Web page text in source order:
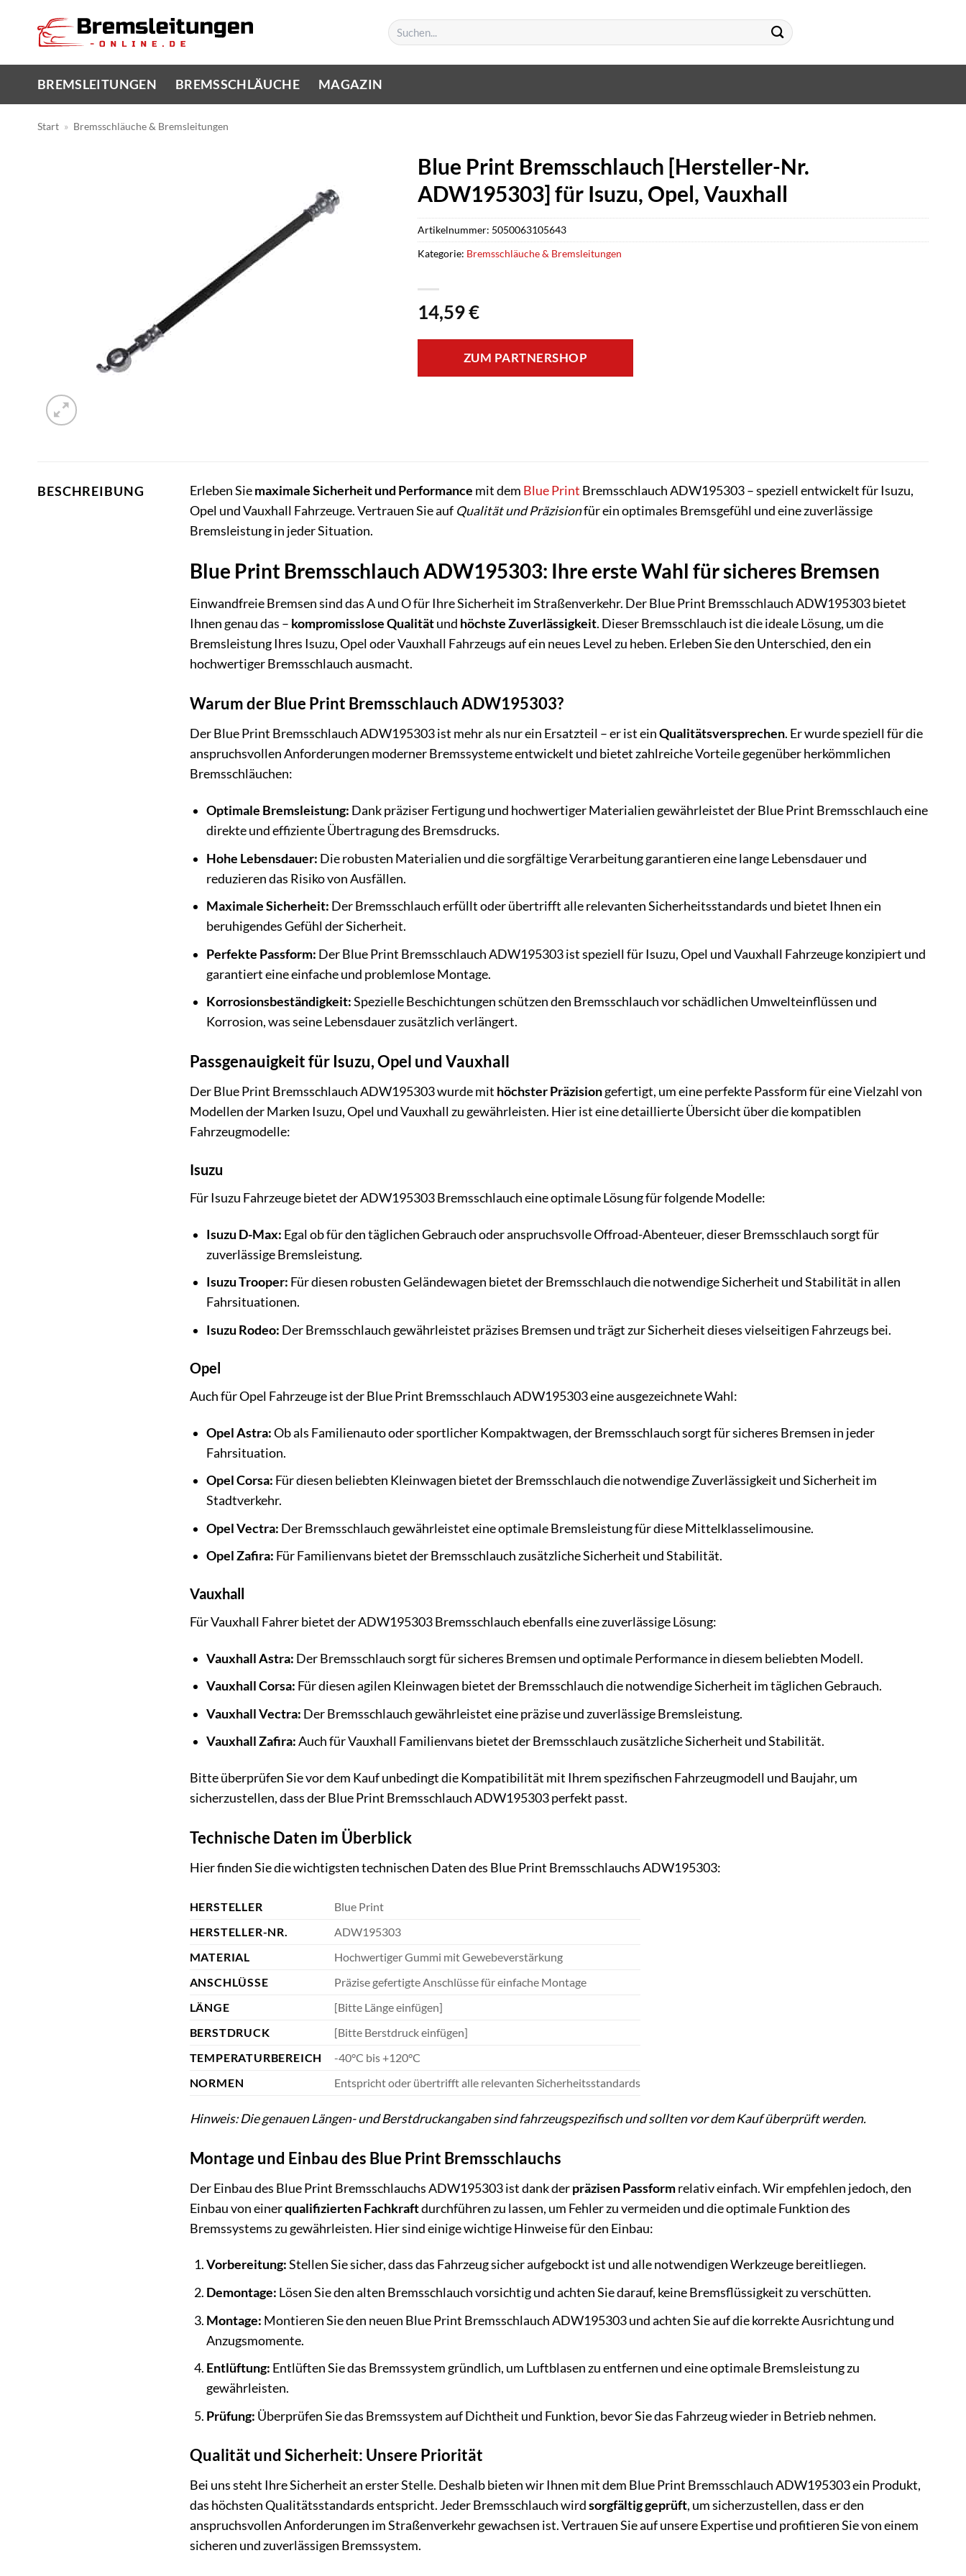
springen
Suchen
nach:
BREMSLEITUNGEN BREMSSCHLÄUCHE MAGAZIN
Start » Bremsschläuche & Bremsleitungen
Blue Print Bremsschlauch [Hersteller-Nr.
ADW195303] für Isuzu, Opel, Vauxhall
14,59€
ZUM PARTNERSHOP
Artikelnummer: 5050063105643
Kategorie: Bremsschläuche & Bremsleitungen
BESCHREIBUNG Erleben Siemaximale Sicherheit und Performance mit dem Blue Print Bremsschlauch ADW195303 – speziell entwickelt für Isuzu,
Opel und Vauxhall Fahrzeuge. Vertrauen Sie auf Qualität und Präzisionfür ein optimales Bremsgefühl und eine zuverlässige
Bremsleistung in jeder Situation.
Blue Print Bremsschlauch ADW195303: Ihre erste Wahl für sicheres Bremsen
Einwandfreie Bremsen sind das A und O für Ihre Sicherheit im Straßenverkehr. Der Blue Print Bremsschlauch ADW195303 bietet
Ihnen genau das – kompromisslose Qualitätund höchste Zuverlässigkeit. Dieser Bremsschlauch ist die ideale Lösung, um die
Bremsleistung Ihres Isuzu, Opel oder Vauxhall Fahrzeugs auf ein neues Level zu heben. Erleben Sie den Unterschied, den ein
hochwertiger Bremsschlauch ausmacht.
Warum der Blue Print Bremsschlauch ADW195303?
Der Blue Print Bremsschlauch ADW195303 ist mehr als nur ein Ersatzteil – er ist einQualitätsversprechen. Er wurde speziell für die
anspruchsvollen Anforderungen moderner Bremssysteme entwickelt und bietet zahlreiche Vorteile gegenüber herkömmlichen
Bremsschläuchen:
Optimale Bremsleistung: Dank präziser Fertigung und hochwertiger Materialien gewährleistet der Blue Print Bremsschlauch eine
direkte und effiziente Übertragung des Bremsdrucks.
Hohe Lebensdauer: Die robusten Materialien und die sorgfältige Verarbeitung garantieren eine lange Lebensdauer und
reduzieren das Risiko von Ausfällen.
Maximale Sicherheit: Der Bremsschlauch erfüllt oder übertrifft alle relevanten Sicherheitsstandards und bietet Ihnen ein
beruhigendes Gefühl der Sicherheit.
Perfekte Passform: Der Blue Print Bremsschlauch ADW195303 ist speziell für Isuzu, Opel und Vauxhall Fahrzeuge konzipiert und
garantiert eine einfache und problemlose Montage.
Korrosionsbeständigkeit:Spezielle Beschichtungen schützen den Bremsschlauch vor schädlichen Umwelteinflüssen und
Korrosion, was seine Lebensdauer zusätzlich verlängert.
Passgenauigkeit für Isuzu, Opel und Vauxhall
Der Blue Print Bremsschlauch ADW195303 wurde mit höchster Präzisiongefertigt, um eine perfekte Passform für eine Vielzahl von
Modellen der Marken Isuzu, Opel und Vauxhall zu gewährleisten. Hier ist eine detaillierte Übersicht über die kompatiblen
Fahrzeugmodelle:
Isuzu
Für Isuzu Fahrzeuge bietet der ADW195303 Bremsschlauch eine optimale Lösung für folgende Modelle:
Isuzu D-Max: Egal ob für den täglichen Gebrauch oder anspruchsvolle Offroad-Abenteuer, dieser Bremsschlauch sorgt für
zuverlässige Bremsleistung.
Isuzu Trooper: Für diesen robusten Geländewagen bietet der Bremsschlauch die notwendige Sicherheit und Stabilität in allen
Fahrsituationen.
Isuzu Rodeo: Der Bremsschlauch gewährleistet präzises Bremsen und trägt zur Sicherheit dieses vielseitigen Fahrzeugs bei.
Opel
Auch für Opel Fahrzeuge ist der Blue Print Bremsschlauch ADW195303 eine ausgezeichnete Wahl:
Opel Astra:Ob als Familienauto oder sportlicher Kompaktwagen, der Bremsschlauch sorgt für sicheres Bremsen in jeder
Fahrsituation.
Opel Corsa: Für diesen beliebten Kleinwagen bietet der Bremsschlauch die notwendige Zuverlässigkeit und Sicherheit im
Stadtverkehr.
Opel Vectra: Der Bremsschlauch gewährleistet eine optimale Bremsleistung für diese Mittelklasselimousine.
Opel Zafira: Für Familienvans bietet der Bremsschlauch zusätzliche Sicherheit und Stabilität.
Vauxhall
Für Vauxhall Fahrer bietet der ADW195303 Bremsschlauch ebenfalls eine zuverlässige Lösung:
Vauxhall Astra: Der Bremsschlauch sorgt für sicheres Bremsen und optimale Performance in diesem beliebten Modell.
Vauxhall Corsa: Für diesen agilen Kleinwagen bietet der Bremsschlauch die notwendige Sicherheit im täglichen Gebrauch.
Vauxhall Vectra: Der Bremsschlauch gewährleistet eine präzise und zuverlässige Bremsleistung.
Vauxhall Zafira:Auch für Vauxhall Familienvans bietet der Bremsschlauch zusätzliche Sicherheit und Stabilität.
Bitte überprüfen Sie vor dem Kauf unbedingt die Kompatibilität mit Ihrem spezifischen Fahrzeugmodell und Baujahr, um
sicherzustellen, dass der Blue Print Bremsschlauch ADW195303 perfekt passt.
Technische Daten im Überblick
Hier finden Sie die wichtigsten technischen Daten des Blue Print Bremsschlauchs ADW195303:
HERSTELLER
Blue Print
HERSTELLER-NR.
ADW195303
MATERIAL
Hochwertiger Gummi mit Gewebeverstärkung
ANSCHLÜSSE
Präzise gefertigte Anschlüsse für einfache Montage
LÄNGE
[Bitte Länge einfügen]
BERSTDRUCK
[Bitte Berstdruck einfügen]
TEMPERATURBEREICH
-40°C bis +120°C
NORMEN
Entspricht oder übertrifft alle relevanten Sicherheitsstandards
Hinweis: Die genauen Längen- und Berstdruckangaben sind fahrzeugspezifisch und sollten vor dem Kauf überprüft werden.
Montage und Einbau des Blue Print Bremsschlauchs
Der Einbau des Blue Print Bremsschlauchs ADW195303 ist dank derpräzisen Passformrelativ einfach. Wir empfehlen jedoch, den
Einbau von einerqualifizierten Fachkraftdurchführen zu lassen, um Fehler zu vermeiden und die optimale Funktion des
Bremssystems zu gewährleisten. Hier sind einige wichtige Hinweise für den Einbau:
Vorbereitung:Stellen Sie sicher, dass das Fahrzeug sicher aufgebockt ist und alle notwendigen Werkzeuge bereitliegen.
Demontage: Lösen Sie den alten Bremsschlauch vorsichtig und achten Sie darauf, keine Bremsflüssigkeit zu verschütten.
Montage: Montieren Sie den neuen Blue Print Bremsschlauch ADW195303 und achten Sie auf die korrekte Ausrichtung und
Anzugsmomente.
Entlüftung: Entlüften Sie das Bremssystem gründlich, um Luftblasen zu entfernen und eine optimale Bremsleistung zu
gewährleisten.
Prüfung: Überprüfen Sie das Bremssystem auf Dichtheit und Funktion, bevor Sie das Fahrzeug wieder in Betrieb nehmen.
Qualität und Sicherheit: Unsere Priorität
Bei uns steht Ihre Sicherheit an erster Stelle. Deshalb bieten wir Ihnen mit dem Blue Print Bremsschlauch ADW195303 ein Produkt,
das höchsten Qualitätsstandards entspricht. Jeder Bremsschlauch wirdsorgfältig geprüft, um sicherzustellen, dass er den
anspruchsvollen Anforderungen im Straßenverkehr gewachsen ist. Vertrauen Sie auf unsere Expertise und profitieren Sie von einem
sicheren und zuverlässigen Bremssystem.